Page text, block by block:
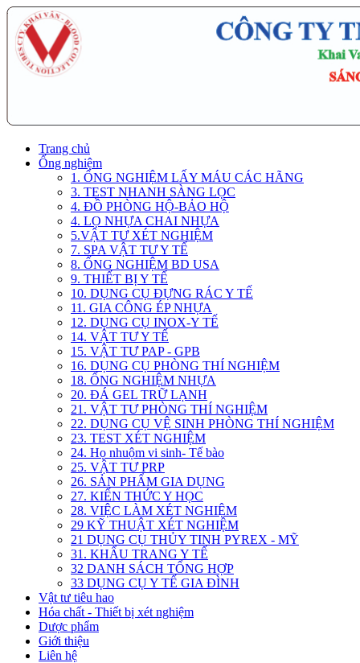
Trang chủ
Ống nghiệm
1. ỐNG NGHIỆM LẤY MÁU CÁC HÃNG
3. TEST NHANH SÀNG LỌC
4. ĐỒ PHÒNG HỘ-BẢO HỘ
4. LỌ NHỰA CHAI NHỰA
5.VẬT TƯ XÉT NGHIỆM
7. SPA VẬT TƯ Y TẾ
8. ỐNG NGHIỆM BD USA
9. THIẾT BỊ Y TẾ
10. DỤNG CỤ ĐỰNG RÁC Y TẾ
11. GIA CÔNG ÉP NHỰA
12. DỤNG CỤ INOX-Y TẾ
14. VẬT TƯ Y TẾ
15. VẬT TƯ PAP - GPB
16. DỤNG CỤ PHÒNG THÍ NGHIỆM
18. ỐNG NGHIỆM NHỰA
20. ĐÁ GEL TRỮ LẠNH
21. VẬT TƯ PHÒNG THÍ NGHIỆM
22. DỤNG CỤ VỆ SINH PHÒNG THÍ NGHIỆM
23. TEST XÉT NGHIỆM
24. Họ nhuộm vi sinh- Tế bào
25. VẬT TƯ PRP
26. SẢN PHẨM GIA DỤNG
27. KIẾN THỨC Y HỌC
28. VIỆC LÀM XÉT NGHIỆM
29 KỸ THUẬT XÉT NGHIỆM
21 DỤNG CỤ THỦY TINH PYREX - MỸ
31. KHẨU TRANG Y TẾ
32 DANH SÁCH TỔNG HỢP
33 DỤNG CỤ Y TẾ GIA ĐÌNH
Vật tư tiêu hao
Hóa chất - Thiết bị xét nghiệm
Dược phẩm
Giới thiệu
Liên hệ